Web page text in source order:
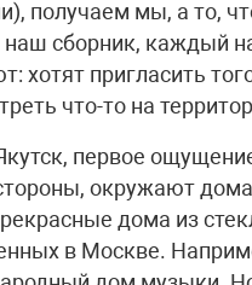
получаем мы, а то,
сборник, каждый
хотят пригласить
что-то на
первое
окружают
дома из
в Москве.